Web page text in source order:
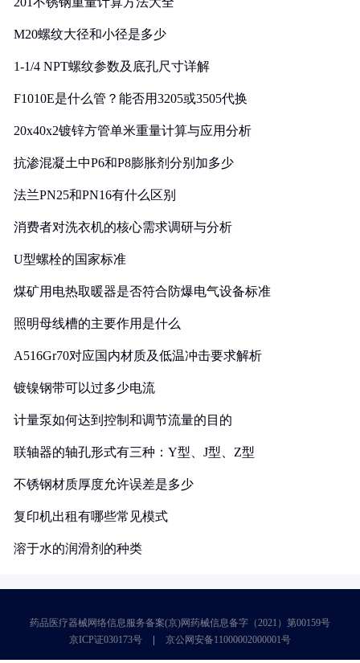
M20螺纹大径和小径是多少
1-1/4 NPT螺纹参数及底孔尺寸详解
F1010E是什么管？能否用3205或3505代换
20x40x2镀锌方管单米重量计算与应用分析
抗渗混凝土中P6和P8膨胀剂分别加多少
法兰PN25和PN16有什么区别
消费者对洗衣机的核心需求调研与分析
U型螺栓的国家标准
煤矿用电热取暖器是否符合防爆电气设备标准
照明母线槽的主要作用是什么
A516Gr70对应国内材质及低温冲击要求解析
镀镍钢带可以过多少电流
计量泵如何达到控制和调节流量的目的
联轴器的轴孔形式有三种：Y型、J型、Z型
不锈钢材质厚度允许误差是多少
复印机出租有哪些常见模式
溶于水的润滑剂的种类
药品医疗器械网络信息服务备案(京)网药械信息备字（2021）第00159号
京ICP证030173号
京公网安备11000002000001号